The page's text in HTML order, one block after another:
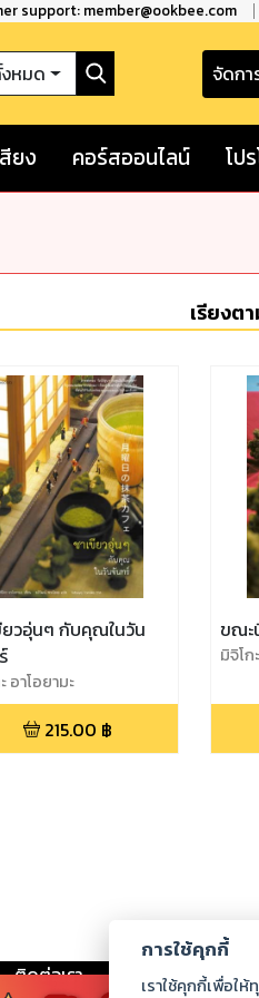
support: member@ookbee.com
หมด จัดกา
ยง คอร์สออนไลน์ โป
เรียงต
ยวอุ่นๆ กับคุณในวัน
อาโอยามะ
215.00 ฿
ขณะ
มิจิโก
ติดต่อเรา ร่วมงานกับเรา
การใช้คุกกี้
เราใช้คุกกี้เพื่อใ